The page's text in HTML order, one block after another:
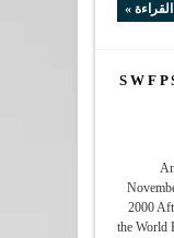
»
S W F P
2000
the World